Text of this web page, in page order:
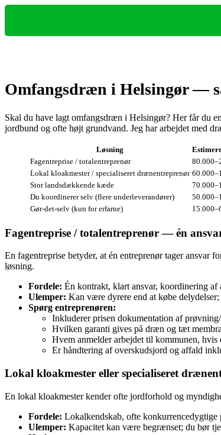
Omfangsdræn i Helsingør —
Skal du have lagt omfangsdræn i Helsingør? Her får du
jordbund og ofte højt grundvand. Jeg har arbejdet med
Løsning
Fagentreprise / totalentreprenør
Lokal kloakmester / specialiseret drænentreprenør
Stor landsdækkende kæde
Du koordinerer selv (flere underleverandører)
Gør‑det‑selv (kun for erfarne)
Fagentreprise / totalentreprenør — én
En fagentreprise betyder, at én entreprenør tager
løsning.
Fordele: Én kontrakt, klart ansvar, koordinering
Ulemper: Kan være dyrere end at købe
Spørg entreprenøren:
Inkluderer prisen dokumentation af
Hvilken garanti gives på dræn og tæt
Hvem anmelder arbejdet til kommunen, hvis
Er håndtering af overskudsjord og affald
Lokal kloakmester eller specialiseret
En lokal kloakmester kender ofte jordforhold og
Fordele: Lokalkendskab, ofte
Ulemper: Kapacitet kan være begrænset; du bør